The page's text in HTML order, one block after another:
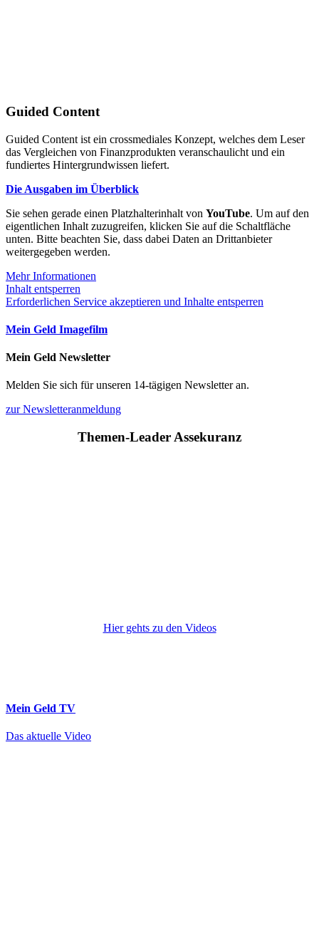
Guided Content
Guided Content ist ein crossmediales Konzept, welches dem Leser
das Vergleichen von Finanzprodukten veranschaulicht und ein
fundiertes Hintergrundwissen liefert.
Die Ausgaben im Überblick
Sie sehen gerade einen Platzhalterinhalt von YouTube. Um auf den
eigentlichen Inhalt zuzugreifen, klicken Sie auf die Schaltfläche
unten. Bitte beachten Sie, dass dabei Daten an Drittanbieter
weitergegeben werden.
Mehr Informationen
Inhalt entsperren
Erforderlichen Service akzeptieren und Inhalte entsperren
Mein Geld Imagefilm
Mein Geld Newsletter
Melden Sie sich für unseren 14-tägigen Newsletter an.
zur Newsletteranmeldung
Themen-Leader Assekuranz
Hier gehts zu den Videos
Mein Geld TV
Das aktuelle Video